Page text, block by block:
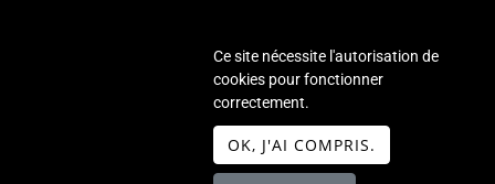
Elevage de Selkirk Straight Longhair
WeBreed- Copyright© Chatterie
Ochatmouton 2026 -Mentions légales
Ce site nécessite l'autorisation de
cookies pour fonctionner
correctement.
OK, J'AI COMPRIS.